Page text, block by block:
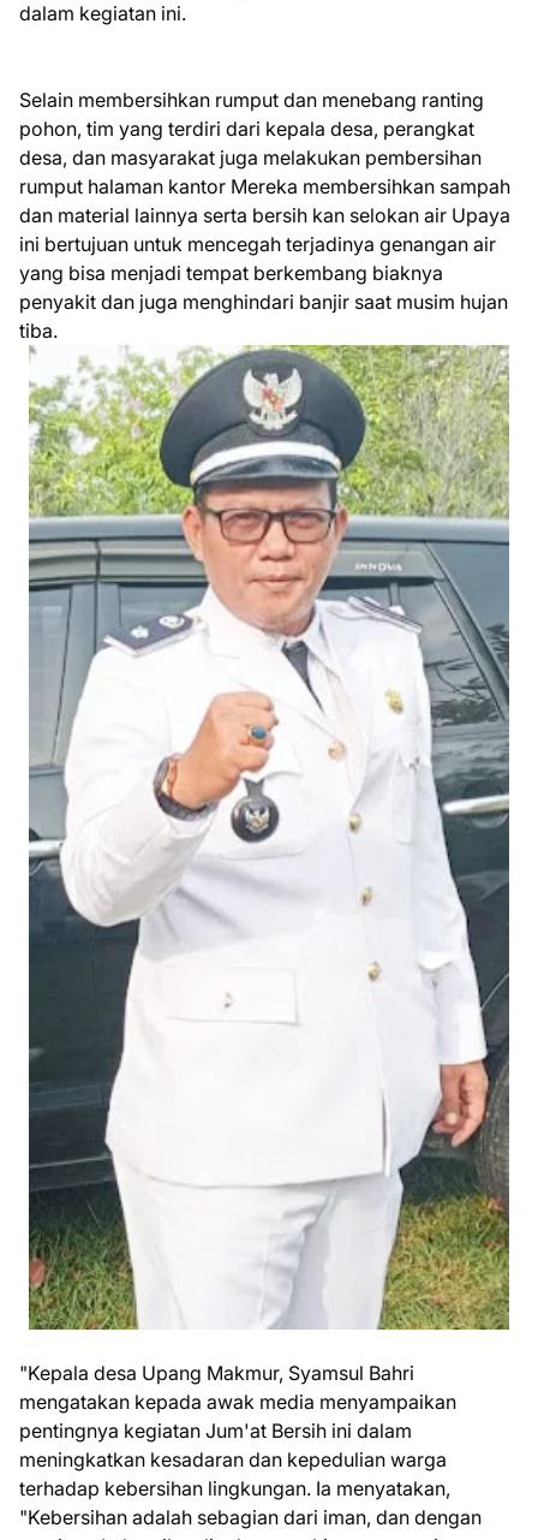
dalam kegiatan ini.
Selain membersihkan rumput dan menebang ranting
pohon, tim yang terdiri dari kepala desa, perangkat
desa, dan masyarakat juga melakukan pembersihan
rumput halaman kantor Mereka membersihkan sampah
dan material lainnya serta bersih kan selokan air Upaya
ini bertujuan untuk mencegah terjadinya genangan air
yang bisa menjadi tempat berkembang biaknya
penyakit dan juga menghindari banjir saat musim hujan
tiba.
"Kepala desa Upang Makmur, Syamsul Bahri
mengatakan kepada awak media menyampaikan
pentingnya kegiatan Jum'at Bersih ini dalam
meningkatkan kesadaran dan kepedulian warga
terhadap kebersihan lingkungan. Ia menyatakan,
"Kebersihan adalah sebagian dari iman, dan dengan